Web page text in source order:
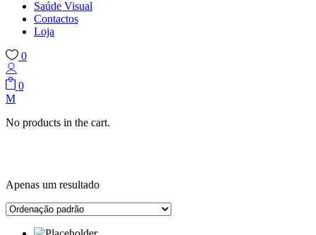
Saúde Visual
Contactos
Loja
0
0
No products in the cart.
Apenas um resultado